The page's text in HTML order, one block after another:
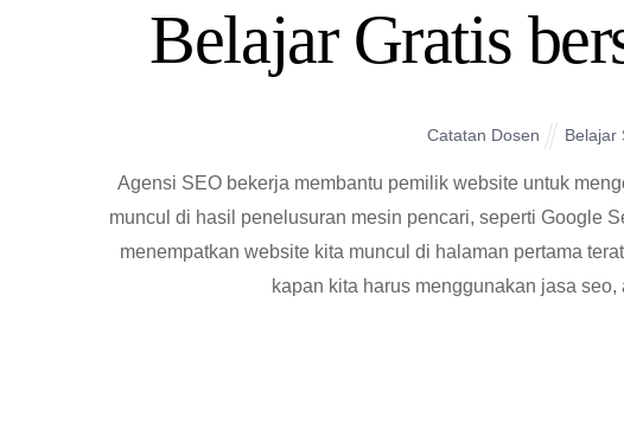
Belajar Gratis
Catatan Dosen Belajar
Agensi SEO bekerja membantu pemilik website untuk
muncul di hasil penelusuran mesin pencari, seperti Google
menempatkan website kita muncul di halaman pertama
kapan kita harus menggunakan jasa